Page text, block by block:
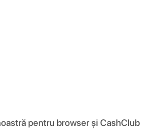
pentru browser și CashClub